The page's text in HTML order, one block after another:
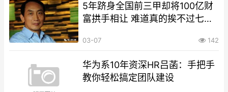
5年跻身全国前三甲却将100亿财
富拱手相让 难道真的挨不过七年
03-07 142
华为系10年资深HR吕菡：手把手
教你轻松搞定团队建设